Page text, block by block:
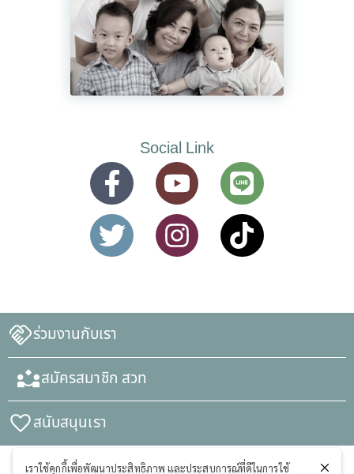
Social Link
ร่วมงานกับเรา
สมัครสมาชิก สวท
สนับสนุนเรา
เราใช้คุกกี้เพื่อพัฒนาประสิทธิภาพ และประสบการณ์ที่ดีในการใช้